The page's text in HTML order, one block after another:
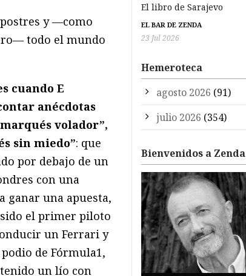
y —como
todo el mundo
cuando E
anécdotas
volador”,
sin miedo”: que
por debajo de un
con una
ganar una apuesta,
el primer piloto
un Ferrari y
de Fórmula1,
un lío con
El libro de Sarajevo
EL BAR DE ZENDA
23 Jul 2026
Hemeroteca
agosto 2026 (91)
julio 2026 (354)
Bienvenidos a Zenda